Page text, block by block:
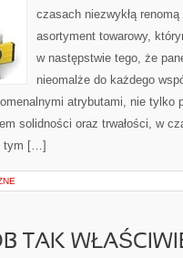
czasach niezwykłą
asortyment towarowy,
w następstwie tego, że
nieomalże do każdego
atrybutami, nie tylko
solidności oraz trwałości, w
tym […]
TAK